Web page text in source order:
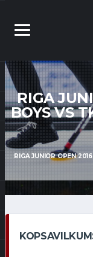
RIGA
BOYS VS
RIGA JUNIOR OPEN